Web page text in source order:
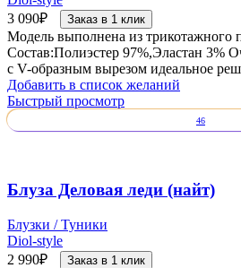
3 090₽ Заказ в 1 клик
Модель выполнена из трикотажного
Состав:Полиэстер 97%,Эластан 3%
с V-образным вырезом идеальное
Добавить в список желаний
Быстрый просмотр
46
Блуза Деловая леди (найт)
Блузки / Туники
Diol-style
2 990₽ Заказ в 1 клик